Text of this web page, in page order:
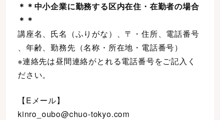
＊＊中小企業に勤務する区内在住・在勤者の場合
＊＊
講座名、氏名（ふりがな）、〒・住所、電話番号
、年齢、勤務先（名称・所在地・電話番号）
※連絡先は昼間連絡がとれる電話番号をご記入く
ださい。
【Eメール】
kinro_oubo@chuo-tokyo.com